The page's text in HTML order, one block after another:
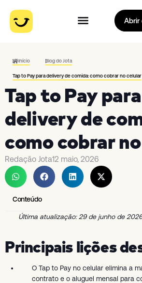
Abrir
Início Blog do Jota
Tap to Pay para delivery de comida: como cobrar no celular
Tap to Pay para
delivery de
como cobrar
Redação Jota12 maio, 2026
Conteúdo
Última atualização: 29 de junho de 2026
Principais lições
O Tap to Pay no celular elimina a
contrato e o aluguel mensal para